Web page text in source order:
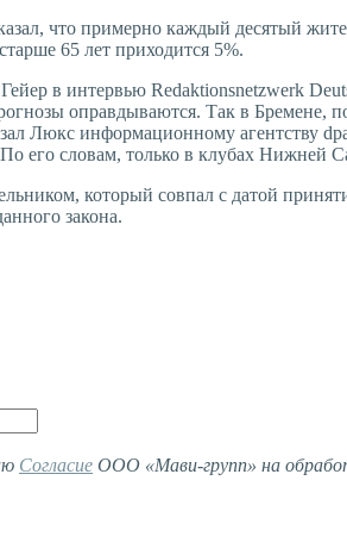
что примерно каждый десятый
65 лет приходится 5%.
в интервью Redaktionsnetzwerk
оправдываются. Так в Бремене,
Люкс информационному агентству
его словам, только в клубах Нижней
который совпал с датой
закона.
Согласие ООО «Мави-групп» на